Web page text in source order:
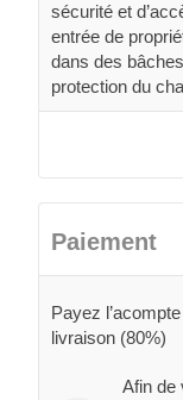
sécurité et
entrée de
dans des
protection du
Paiement
Payez
livraison (80%)
Afin de